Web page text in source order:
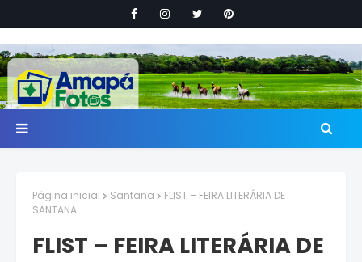
Página inicial Santana
FLIST – FEIRA LITERÁRIA DE
SANTANA
FLIST – FEIRA LITERÁRIA DE